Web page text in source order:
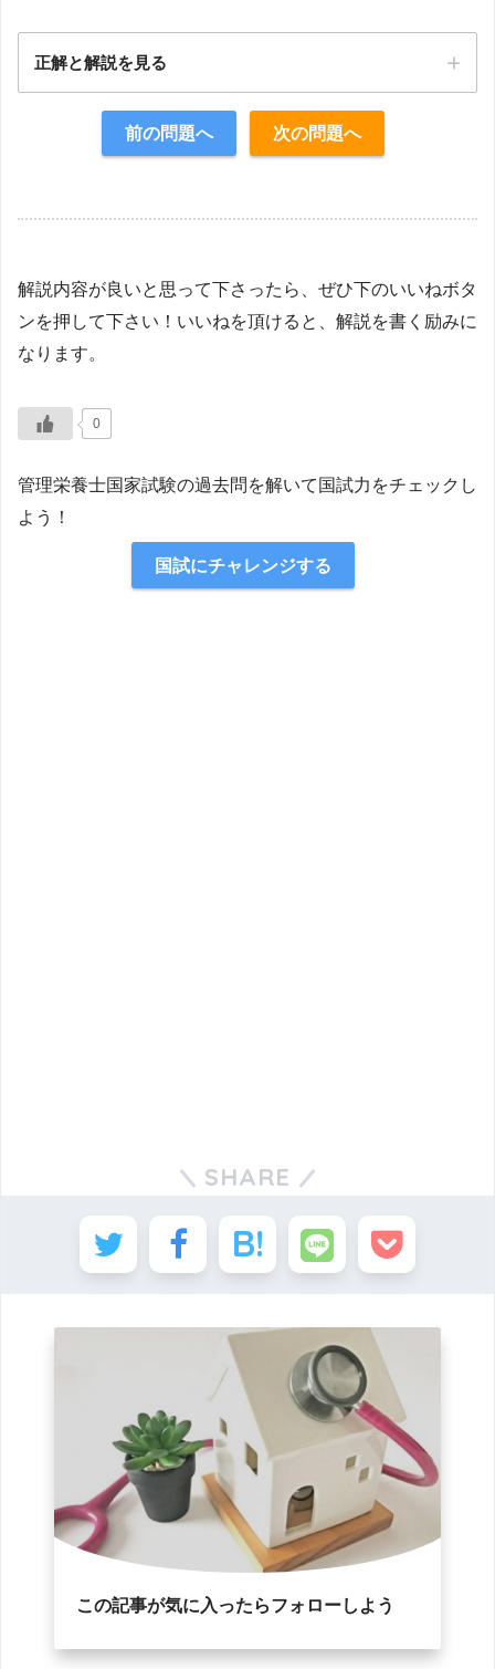
正解と解説を見る
前の問題へ 次の問題へ
解説内容が良いと思って下さったら、ぜひ下のいいねボタ
ンを押して下さい！いいねを頂けると、解説を書く励みに
なります。
0
管理栄養士国家試験の過去問を解いて国試力をチェックし
よう！
国試にチャレンジする
SHARE
この記事が気に入ったらフォローしよう